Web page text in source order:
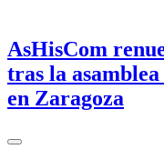
AsHisCom
tras la
en Zaragoza